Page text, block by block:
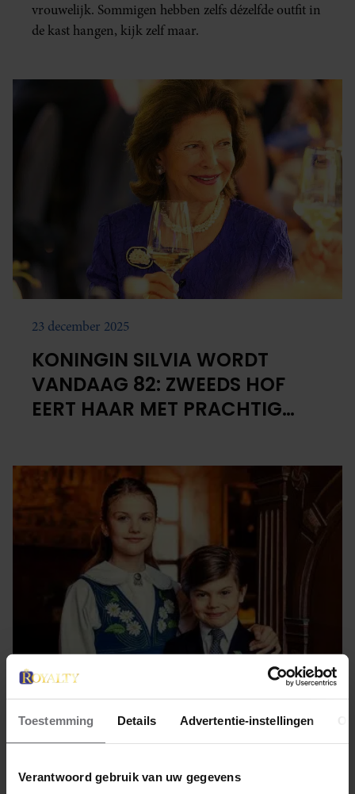
Toestemming Details Advertentie-instellingen
Verantwoord gebruik van uw gegevens
vrouwelijk. Sommigen hebben zelfs dézelfde outfit in
de kast hangen, kijk zelf maar.
23 december 2025
KONINGIN SILVIA WORDT
VANDAAG 82: ZWEEDS HOF
EERT HAAR MET PRACHTIG
22 december 2025
ESTELLE EN OSCAR VAN
ZWEDEN ZIJN ÉCHT